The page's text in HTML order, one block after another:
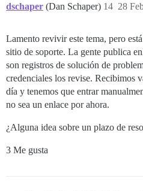
dschaper (Dan Schaper) 28
14
Lamento revivir este tema, pero
sitio de soporte. La gente publica
son registros de solución de
credenciales los revise. Recibimos
día y tenemos que entrar
no sea un enlace por ahora.
¿Alguna idea sobre un plazo de
3 Me gusta